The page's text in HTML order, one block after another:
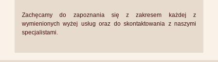
Zachęcamy do zapoznania się z zakresem każdej z
wymienionych wyżej usług oraz do skontaktowania z naszymi
specjalistami.